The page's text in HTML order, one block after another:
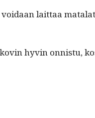
lait­taa
hyvin onnis­tu,